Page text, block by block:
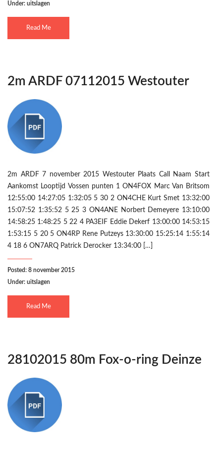
Under: uitslagen
Read Me
2m ARDF 07112015 Westouter
2m ARDF 7 november 2015 Westouter Plaats Call Naam Start
Aankomst Looptijd Vossen punten 1 ON4FOX Marc Van Britsom
12:55:00 14:27:05 1:32:05 5 30 2 ON4CHE Kurt Smet 13:32:00
15:07:52 1:35:52 5 25 3 ON4ANE Norbert Demeyere 13:10:00
14:58:25 1:48:25 5 22 4 PA3EIF Eddie Dekerf 13:00:00 14:53:15
1:53:15 5 20 5 ON4RP Rene Putzeys 13:30:00 15:25:14 1:55:14
4 18 6 ON7ARQ Patrick Derocker 13:34:00 […]
Posted: 8 november 2015
Under: uitslagen
Read Me
28102015 80m Fox-o-ring Deinze